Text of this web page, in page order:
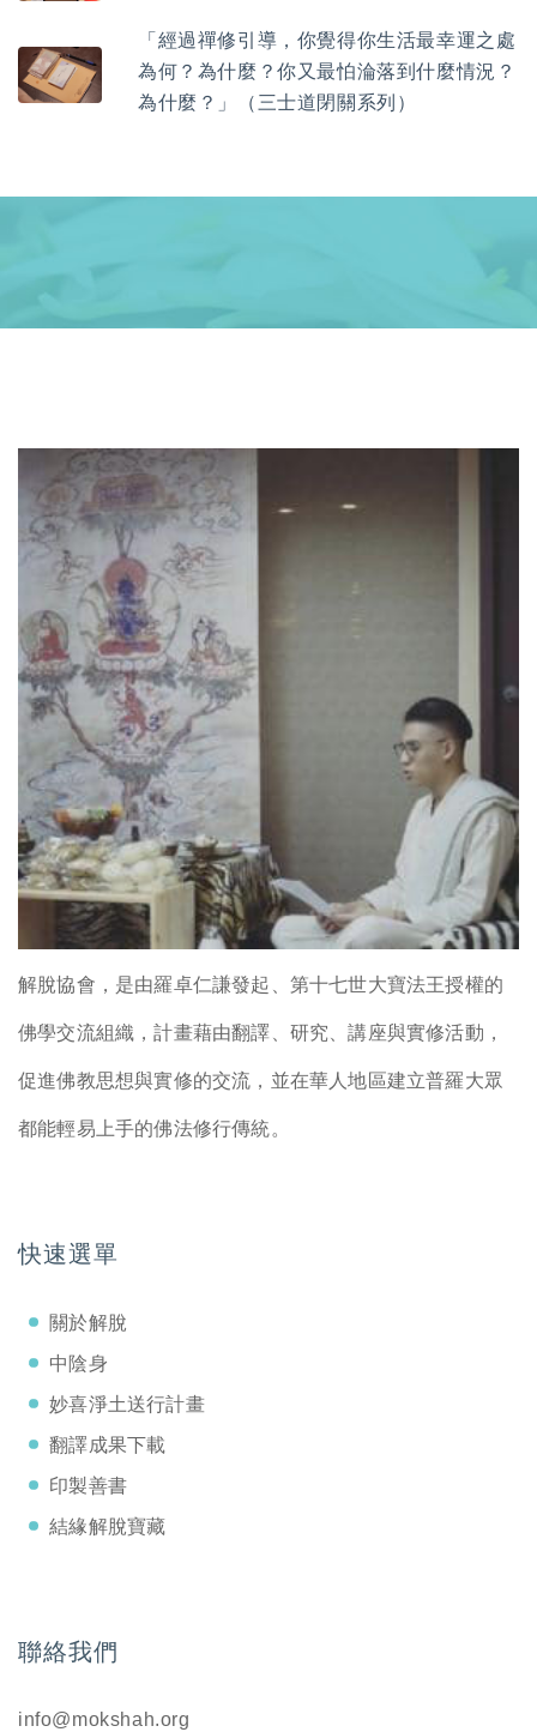
「經過禪修引導，你覺得你生活最幸運之處
為何？為什麼？你又最怕淪落到什麼情況？
為什麼？」（三士道閉關系列）
解脫協會，是由羅卓仁謙發起、第十七世大寶法王授權的
佛學交流組織，計畫藉由翻譯、研究、講座與實修活動，
促進佛教思想與實修的交流，並在華人地區建立普羅大眾
都能輕易上手的佛法修行傳統。
快速選單
關於解脫
中陰身
妙喜淨土送行計畫
翻譯成果下載
印製善書
結緣解脫寶藏
聯絡我們
info@mokshah.org